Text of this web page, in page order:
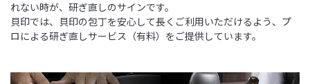
れない時が、研ぎ直しのサインです。
貝印では、貝印の包丁を安心して長くご利用いただけるよう、プ
ロによる研ぎ直しサービス（有料）をご提供しています。